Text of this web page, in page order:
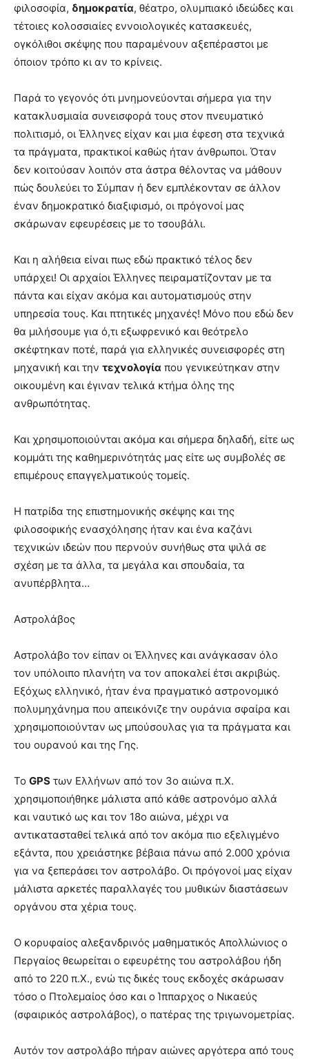
φιλοσοφία, δημοκρατία, θέατρο, ολυμπιακό ιδεώδες και
τέτοιες κολοσσιαίες εννοιολογικές κατασκευές,
ογκόλιθοι σκέψης που παραμένουν αξεπέραστοι με
όποιον τρόπο κι αν το κρίνεις.
Παρά το γεγονός ότι μνημονεύονται σήμερα για την
κατακλυσμιαία συνεισφορά τους στον πνευματικό
πολιτισμό, οι Έλληνες είχαν και μια έφεση στα τεχνικά
τα πράγματα, πρακτικοί καθώς ήταν άνθρωποι. Όταν
δεν κοιτούσαν λοιπόν στα άστρα θέλοντας να μάθουν
πώς δουλεύει το Σύμπαν ή δεν εμπλέκονταν σε άλλον
έναν δημοκρατικό διαξιφισμό, οι πρόγονοί μας
σκάρωναν εφευρέσεις με το τσουβάλι.
Και η αλήθεια είναι πως εδώ πρακτικό τέλος δεν
υπάρχει! Οι αρχαίοι Έλληνες πειραματίζονταν με τα
πάντα και είχαν ακόμα και αυτοματισμούς στην
υπηρεσία τους. Και πτητικές μηχανές! Μόνο που εδώ δεν
θα μιλήσουμε για ό,τι εξωφρενικό και θεότρελο
σκέφτηκαν ποτέ, παρά για ελληνικές συνεισφορές στη
μηχανική και την τεχνολογία που γενικεύτηκαν στην
οικουμένη και έγιναν τελικά κτήμα όλης της
ανθρωπότητας.
Και χρησιμοποιούνται ακόμα και σήμερα δηλαδή, είτε ως
κομμάτι της καθημερινότητάς μας είτε ως συμβολές σε
επιμέρους επαγγελματικούς τομείς.
Η πατρίδα της επιστημονικής σκέψης και της
φιλοσοφικής ενασχόλησης ήταν και ένα καζάνι
τεχνικών ιδεών που περνούν συνήθως στα ψιλά σε
σχέση με τα άλλα, τα μεγάλα και σπουδαία, τα
ανυπέρβλητα…
Αστρολάβος
Αστρολάβο τον είπαν οι Έλληνες και ανάγκασαν όλο
τον υπόλοιπο πλανήτη να τον αποκαλεί έτσι ακριβώς.
Εξόχως ελληνικό, ήταν ένα πραγματικό αστρονομικό
πολυμηχάνημα που απεικόνιζε την ουράνια σφαίρα και
χρησιμοποιούνταν ως μπούσουλας για τα πράγματα και
του ουρανού και της Γης.
Το GPS των Ελλήνων από τον 3ο αιώνα π.Χ.
χρησιμοποιήθηκε μάλιστα από κάθε αστρονόμο αλλά
και ναυτικό ως και τον 18ο αιώνα, μέχρι να
αντικατασταθεί τελικά από τον ακόμα πιο εξελιγμένο
εξάντα, που χρειάστηκε βέβαια πάνω από 2.000 χρόνια
για να ξεπεράσει τον αστρολάβο. Οι πρόγονοί μας είχαν
μάλιστα αρκετές παραλλαγές του μυθικών διαστάσεων
οργάνου στα χέρια τους.
Ο κορυφαίος αλεξανδρινός μαθηματικός Απολλώνιος ο
Περγαίος θεωρείται ο εφευρέτης του αστρολάβου ήδη
από το 220 π.Χ., ενώ τις δικές τους εκδοχές σκάρωσαν
τόσο ο Πτολεμαίος όσο και ο Ίππαρχος ο Νικαεύς
(σφαιρικός αστρολάβος), ο πατέρας της τριγωνομετρίας.
Αυτόν τον αστρολάβο πήραν αιώνες αργότερα από τους